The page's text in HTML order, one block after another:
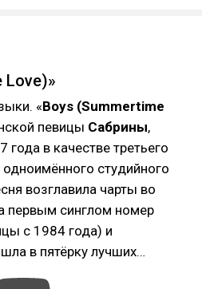
Love)»
«Boys (Summertime
певицы Сабрины,
в качестве третьего
студийного
возглавила чарты во
первым синглом номер
с 1984 года) и
в пятёрку лучших…